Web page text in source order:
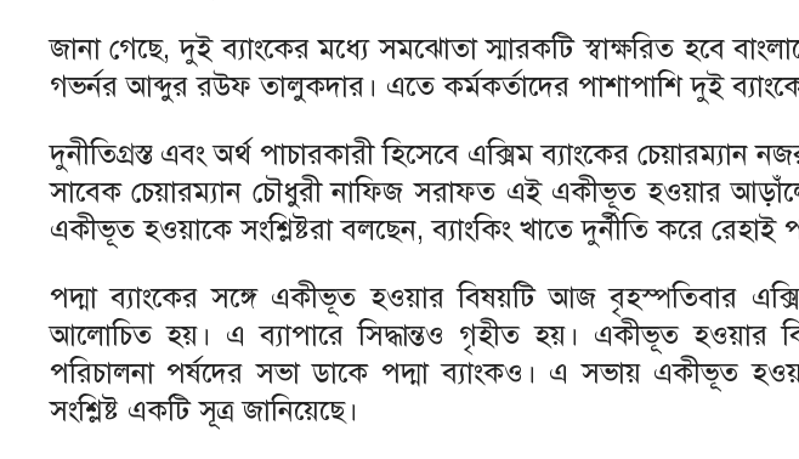
জানা গেছে, দুই ব্যাংকের মধ্যে সমঝোতা স্মারকটি স্বাক্ষরিত হবে
গভর্নর আব্দুর রউফ তালুকদার। এতে কর্মকর্তাদের পাশাপাশি দুই
দুনীতিগ্রস্ত এবং অর্থ পাচারকারী হিসেবে এক্সিম ব্যাংকের
সাবেক চেয়ারম্যান চৌধুরী নাফিজ সরাফত এই একীভূত হওয়ার
একীভূত হওয়াকে সংশ্লিষ্টরা বলছেন, ব্যাংকিং খাতে দুর্নীতি করে
পদ্মা ব্যাংকের সঙ্গে একীভূত হওয়ার বিষয়টি আজ বৃহস্পতিবার
আলোচিত হয়। এ ব্যাপারে সিদ্ধান্তও গৃহীত হয়। একীভূত হওয়ার
পরিচালনা পর্ষদের সভা ডাকে পদ্মা ব্যাংকও। এ সভায় একীভূত
সংশ্লিষ্ট একটি সূত্র জানিয়েছে।